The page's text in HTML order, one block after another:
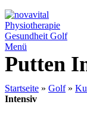
Menü
Putten
Startseite » Golf»
Intensiv